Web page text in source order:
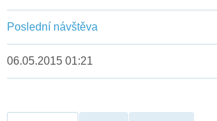
Poslední návštěva
06.05.2015 01:21